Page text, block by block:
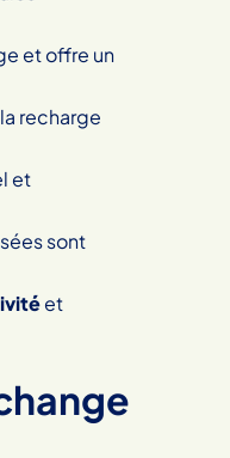
et offre un
recharge
et
sont
et